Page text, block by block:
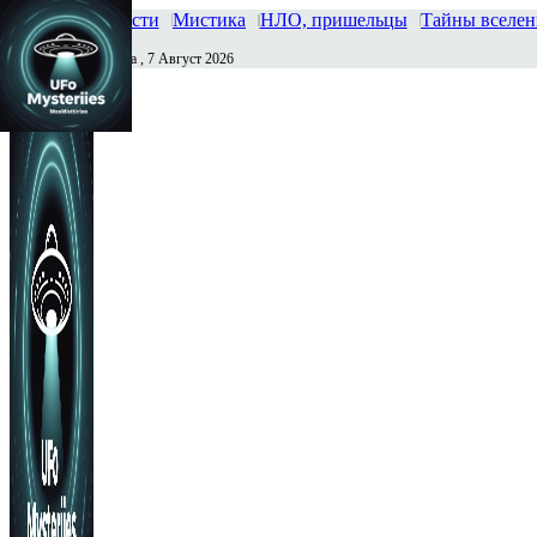
Главная Новости Мистика НЛО, пришельцы Тайны
Сегодня Пятница , 7 Август 2026